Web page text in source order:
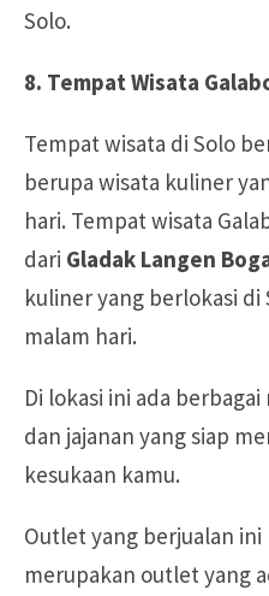
Solo.
8. Tempat Wisata
Tempat wisata di Solo
berupa wisata kuliner
hari. Tempat wisata
dari Gladak Langen
kuliner yang berlokasi di
malam hari.
Di lokasi ini ada
dan jajanan yang siap
kesukaan kamu.
Outlet yang berjualan ini
merupakan outlet yang